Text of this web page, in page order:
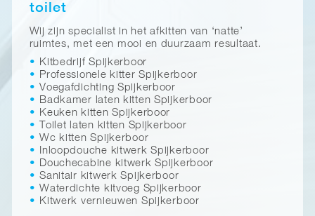
toilet
Wij zijn specialist in het afkitten van ‘natte’
ruimtes, met een mooi en duurzaam resultaat.
Kitbedrijf Spijkerboor
Professionele kitter Spijkerboor
Voegafdichting Spijkerboor
Badkamer laten kitten Spijkerboor
Keuken kitten Spijkerboor
Toilet laten kitten Spijkerboor
Wc kitten Spijkerboor
Inloopdouche kitwerk Spijkerboor
Douchecabine kitwerk Spijkerboor
Sanitair kitwerk Spijkerboor
Waterdichte kitvoeg Spijkerboor
Kitwerk vernieuwen Spijkerboor